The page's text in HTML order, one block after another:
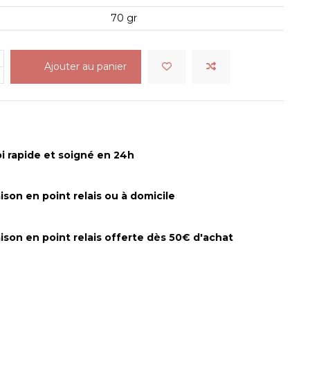
70 gr
Ajouter au panier
rapide et soigné en 24h
en point relais ou à domicile
en point relais offerte dès 50€ d'achat